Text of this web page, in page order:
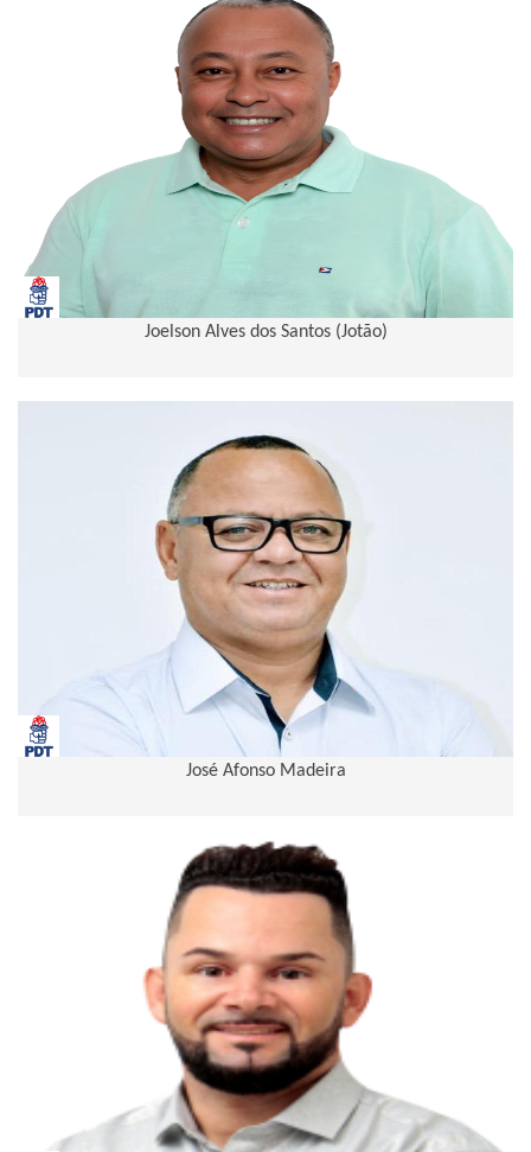
Joelson Alves dos Santos (Jotão)
José Afonso Madeira